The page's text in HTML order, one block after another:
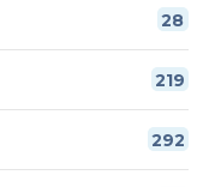
28
219
292